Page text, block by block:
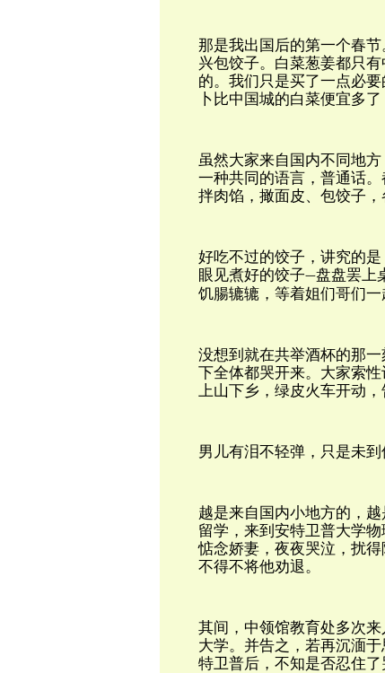
那是我出国后的第一个春
兴包饺子。白菜葱姜都只
的。我们只是买了一点必
卜比中国城的白菜便宜多
虽然大家来自国内不同地
一种共同的语言，普通话
拌肉馅，撖面皮、包饺子，
好吃不过的饺子，讲究的
眼见煮好的饺子一盘盘罢上
饥腸辘辘，等着姐们哥们一
没想到就在共举酒杯的那
下全体都哭开来。大家索性
上山下乡，绿皮火车开动，
男儿有泪不轻弹，只是未
越是来自国内小地方的，
留学，来到安特卫普大学
惦念娇妻，夜夜哭泣，扰
不得不将他劝退。
其间，中领馆教育处多次
大学。并告之，若再沉湎
特卫普后，不知是否忍住了